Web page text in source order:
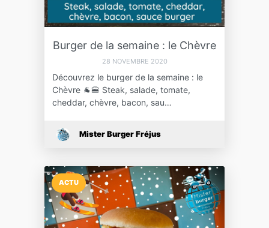
Burger de la semaine : le Chèvre
28 NOVEMBRE 2020
Découvrez le burger de la semaine : le
Chèvre 🐐🍔 Steak, salade, tomate,
cheddar, chèvre, bacon, sau…
Mister Burger Fréjus
ACTU